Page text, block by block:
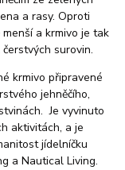
a rasy. Oproti
a krmivo je tak
surovin.
krmivo připravené
jehněčího,
Je vyvinuto
aktivitách, a je
jídelníčku
a Nautical Living.